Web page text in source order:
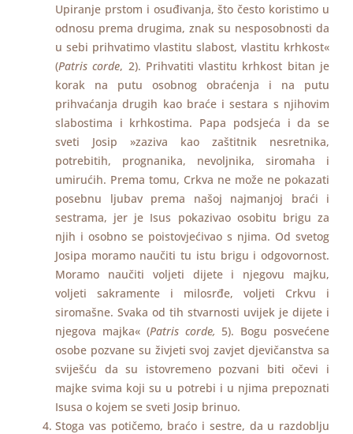
Upiranje prstom i osuđivanja, što često koristimo u
odnosu prema drugima, znak su nesposobnosti da
u sebi prihvatimo vlastitu slabost, vlastitu krhkost«
(Patris corde, 2). Prihvatiti vlastitu krhkost bitan je
korak na putu osobnog obraćenja i na putu
prihvaćanja drugih kao braće i sestara s njihovim
slabostima i krhkostima. Papa podsjeća i da se
sveti Josip »zaziva kao zaštitnik nesretnika,
potrebitih, prognanika, nevoljnika, siromaha i
umirućih. Prema tomu, Crkva ne može ne pokazati
posebnu ljubav prema našoj najmanjoj braći i
sestrama, jer je Isus pokazivao osobitu brigu za
njih i osobno se poistovjećivao s njima. Od svetog
Josipa moramo naučiti tu istu brigu i odgovornost.
Moramo naučiti voljeti dijete i njegovu majku,
voljeti sakramente i milosrđe, voljeti Crkvu i
siromašne. Svaka od tih stvarnosti uvijek je dijete i
njegova majka« (Patris corde, 5). Bogu posvećene
osobe pozvane su živjeti svoj zavjet djevičanstva sa
sviješću da su istovremeno pozvani biti očevi i
majke svima koji su u potrebi i u njima prepoznati
Isusa o kojem se sveti Josip brinuo.
Stoga vas potičemo, braćo i sestre, da u razdoblju